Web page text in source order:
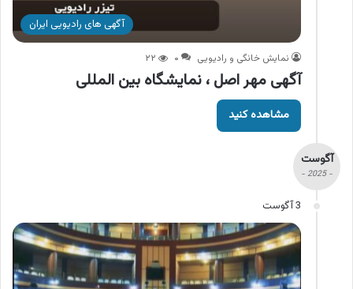
آگهی های رادیویی ایران
نمایش خانگی و رادیویی ۰ ۲۲
آگهی مهر اصل ، نمایشگاه بین المللی
مشاهده کنید
آگوست
- 2025 -
3 آگوست